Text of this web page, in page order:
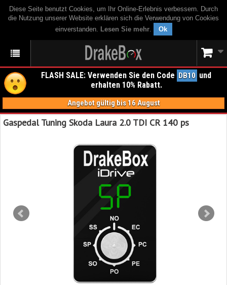
Diese Seite benutzt Cookies, um Ihr Online-Erlebnis verbessern. Durch
die Nutzung unserer Website erklären sich die Verwendung von Cookies
einverstanden. Lesen Sie mehr. Ok
FLASH SALE: Verwenden Sie den Code DB10 und
erhalten 10% Rabatt.
Angebot gültig bis 16 August
Gaspedal Tuning Skoda Laura 2.0 TDI CR 140 ps